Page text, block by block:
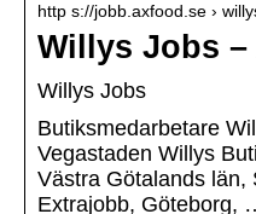
http s://jobb.axfood.se ›
Willys Jobs –
Willys Jobs
Butiksmedarbetare
Vegastaden Willys
Västra Götalands län,
Extrajobb, Göteborg,